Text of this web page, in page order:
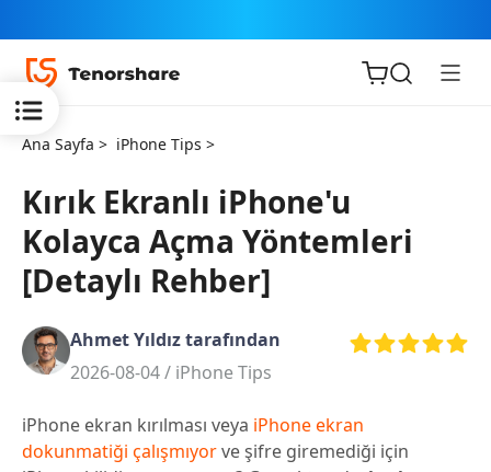
iOS için
ReiBoot
Tenorshare
PDNob
iAnyGo
Ana Sayfa > iPhone Tips >
Kırık Ekranlı iPhone'u
Kolayca Açma Yöntemleri
[Detaylı Rehber]
Ahmet Yıldız tarafından
2026-08-04 / iPhone Tips
iPhone ekran kırılması veya iPhone ekran
dokunmatiği çalışmıyorve şifre giremediği için